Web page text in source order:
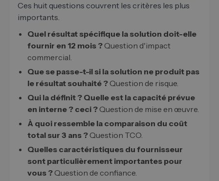
Ces huit questions couvrent les critères les plus
importants.
Quel résultat spécifique la solution doit-elle
fournir en 12 mois ? Question d'impact
commercial.
Que se passe-t-il si la solution ne produit pas
le résultat souhaité ? Question de risque.
Qui la définit ? Quelle est la capacité prévue
en interne ? ceci ? Question de mise en œuvre.
À quoi ressemble la comparaison du coût
total sur 3 ans ? Question TCO.
Quelles caractéristiques du fournisseur
sont particulièrement importantes pour
vous ? Question de confiance.